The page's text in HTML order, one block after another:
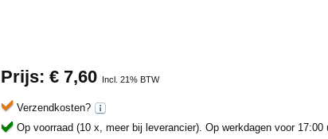
Prijs: € 7,60 Incl. 21% BTW
Verzendkosten?
Op voorraad (10 x, meer bij leverancier). Op werkdagen voor